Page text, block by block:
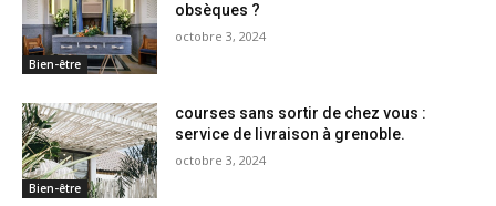
Bien-être
obsèques ?
octobre 3, 2024
Bien-être
courses sans sortir de chez vous :
service de livraison à grenoble.
octobre 3, 2024